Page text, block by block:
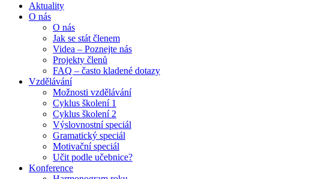
Aktuality
O nás
O nás
Jak se stát členem
Videa – Poznejte nás
Projekty členů
FAQ – často kladené dotazy
Vzdělávání
Možnosti vzdělávání
Cyklus školení 1
Cyklus školení 2
Výslovnostní speciál
Gramatický speciál
Motivační speciál
Učit podle učebnice?
Konference